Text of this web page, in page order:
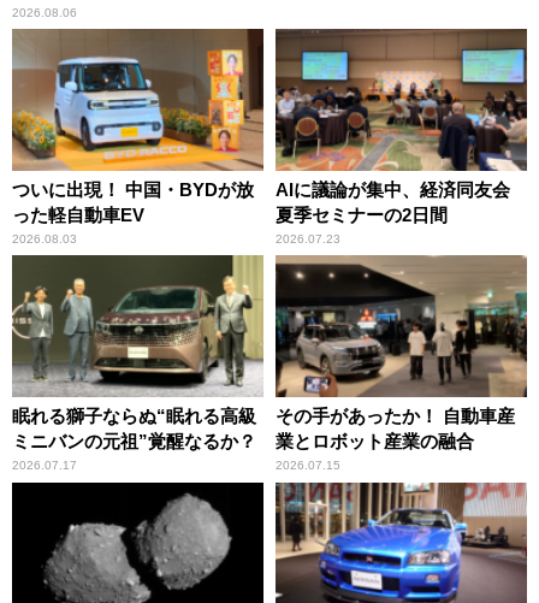
2026.08.06
ついに出現！ 中国・BYDが放
った軽自動車EV
2026.08.03
AIに議論が集中、経済同友会
夏季セミナーの2日間
2026.07.23
眠れる獅子ならぬ“眠れる高級
ミニバンの元祖”覚醒なるか？
2026.07.17
その手があったか！ 自動車産
業とロボット産業の融合
2026.07.15